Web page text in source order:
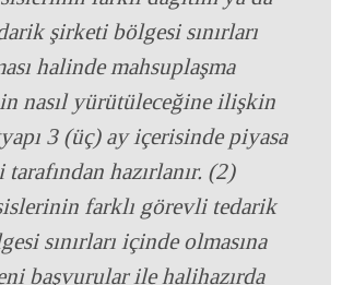
şirketi bölgesi sınırları
halinde mahsuplaşma
nasıl yürütüleceğine ilişkin
3 (üç) ay içerisinde piyasa
hazırlanır. (2)
farklı görevli tedarik
sınırları içinde olmasına
başvurular ile halihazırda